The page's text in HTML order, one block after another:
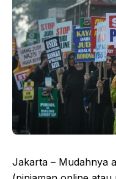
Jakarta – Mudahnya